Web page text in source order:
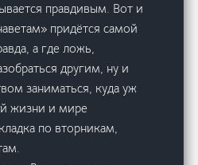
правдивым. Вот и
придётся самой
а где ложь,
другим, ну и
заниматься, куда уж
жизни и мире
по вторникам,